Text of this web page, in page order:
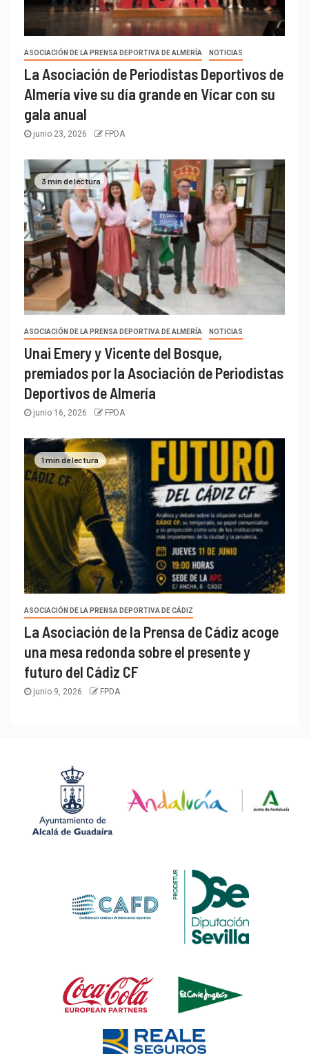
ASOCIACIÓN DE LA PRENSA DEPORTIVA DE ALMERÍA NOTICIAS
La Asociación de Periodistas Deportivos de
Almería vive su día grande en Vícar con su
gala anual
junio 23, 2026 FPDA
3 min de lectura
ASOCIACIÓN DE LA PRENSA DEPORTIVA DE ALMERÍA NOTICIAS
Unai Emery y Vicente del Bosque,
premiados por la Asociación de Periodistas
Deportivos de Almería
junio 16, 2026 FPDA
1 min de lectura
ASOCIACIÓN DE LA PRENSA DEPORTIVA DE CÁDIZ
La Asociación de la Prensa de Cádiz acoge
una mesa redonda sobre el presente y
futuro del Cádiz CF
junio 9, 2026 FPDA